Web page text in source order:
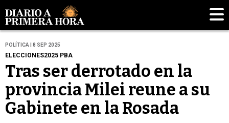
POLÍTICA | 8 SEP 2025
ELECCIONES2025 PBA
Tras ser derrotado en la
provincia Milei reune a su
Gabinete en la Rosada